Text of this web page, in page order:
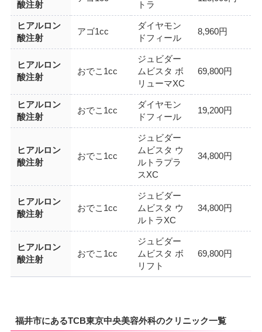
酸注射 トラ
ヒアルロン
酸注射
アゴ1cc
ダイヤモン
ドフィール
8,960円
ヒアルロン
酸注射
おでこ1cc
ジュビダー
ムビスタ ボ
リューマXC
69,800円
ヒアルロン
酸注射
おでこ1cc
ダイヤモン
ドフィール
19,200円
ヒアルロン
酸注射
おでこ1cc
ジュビダー
ムビスタ ウ
ルトラプラ
スXC
34,800円
ヒアルロン
酸注射
おでこ1cc
ジュビダー
ムビスタ ウ
ルトラXC
34,800円
ヒアルロン
酸注射
おでこ1cc
ジュビダー
ムビスタ ボ
リフト
69,800円
福井市にあるTCB東京中央美容外科のクリニック一覧